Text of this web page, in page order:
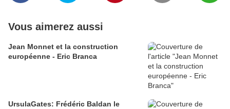
Vous aimerez aussi
Jean Monnet et la construction
européenne - Eric Branca
UrsulaGates: Frédéric Baldan le